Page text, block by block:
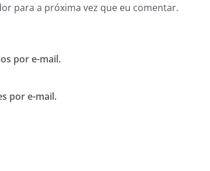
para a próxima vez que eu comentar.
por e-mail.
por e-mail.